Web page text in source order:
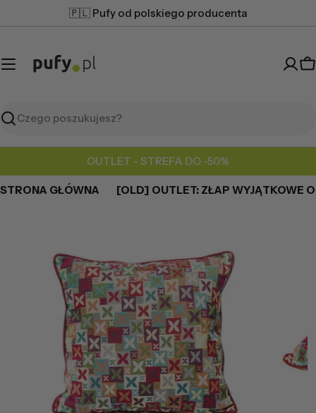
do
🇵🇱 Pufy od polskiego producenta
Szukaj
OUTLET - STREFA DO -50%
STRONA GŁÓWNA [OLD] OUTLET: ZŁAP WYJĄTKOWE
informacji
produkcie